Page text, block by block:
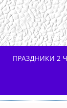
ПРАЗДНИКИ 2